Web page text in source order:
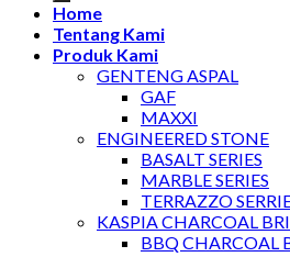
Home
Tentang Kami
Produk Kami
GENTENG ASPAL
GAF
MAXXI
ENGINEERED STONE
BASALT SERIES
MARBLE SERIES
TERRAZZO
KASPIA CHARCOAL
BBQ CHARCOAL